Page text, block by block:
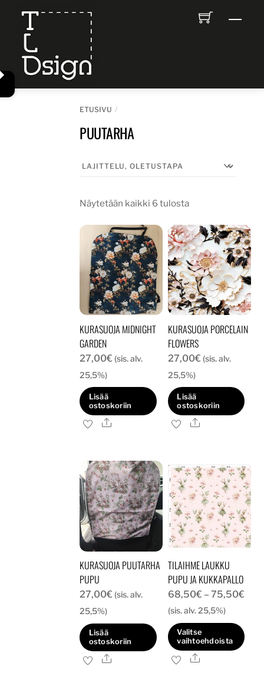
content
ETUSIVU
PUUTARHA
Näytetään kaikki 6 tulosta
KURASUOJA MIDNIGHT
GARDEN
27,00€ (sis. alv.
25,5%)
Lisää
ostoskoriin
Ale
KURASUOJA PORCELAIN
FLOWERS
27,00€ (sis. alv.
25,5%)
Lisää
ostoskoriin
Ale
KURASUOJA PUUTARHA
PUPU
27,00€ (sis. alv.
25,5%)
Lisää
ostoskoriin
Ale
TILAIHME LAUKKU
PUPU JA KUKKAPALLO
68,50€ – 75,50€
(sis. alv. 25,5%)
Valitse
vaihtoehdoista
Tällä
Ale